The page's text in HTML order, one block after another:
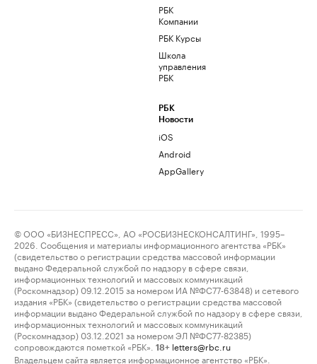
РБК
Компании
РБК Курсы
Школа
управления
РБК
РБК
Новости
iOS
Android
AppGallery
© ООО «БИЗНЕСПРЕСС», АО «РОСБИЗНЕСКОНСАЛТИНГ», 1995–
2026. Сообщения и материалы информационного агентства «РБК»
(свидетельство о регистрации средства массовой информации
выдано Федеральной службой по надзору в сфере связи,
информационных технологий и массовых коммуникаций
(Роскомнадзор) 09.12.2015 за номером ИА №ФС77-63848) и сетевого
издания «РБК» (свидетельство о регистрации средства массовой
информации выдано Федеральной службой по надзору в сфере связи,
информационных технологий и массовых коммуникаций
(Роскомнадзор) 03.12.2021 за номером ЭЛ №ФС77-82385)
сопровождаются пометкой «РБК».
18+ letters@rbc.ru
Владельцем сайта является информационное агентство «РБК».